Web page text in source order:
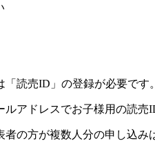
読売ID」の登録が必要です
アドレスでお子様用の読売
の方が複数人分の申し込